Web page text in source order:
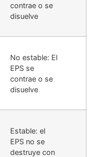
contrae o se
disuelve
No estable: El
EPS se
contrae o se
disuelve
Estable: el
EPS no se
destruye con